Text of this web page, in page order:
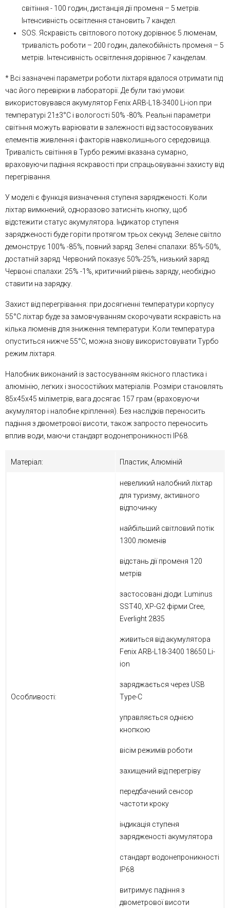
світіння - 100 годин, дистанція дії променя – 5 метрів.
Інтенсивність освітлення становить 7 кандел.
SOS. Яскравість світлового потоку дорівнює 5 люменам,
тривалість роботи – 200 годин, далекобійність променя – 5
метрів. Інтенсивність освітлення дорівнює 7 канделам.
* Всі зазначені параметри роботи ліхтаря вдалося отримати під
час його перевірки в лабораторії. Де були такі умови:
використовувався акумулятор Fenix ARB-L18-3400 Li-ion при
температурі 21±3°C і вологості 50% -80%. Реальні параметри
світіння можуть варіювати в залежності від застосовуваних
елементів живлення і факторів навколишнього середовища.
Тривалість світіння в Турбо режимі вказана сумарно,
враховуючи падіння яскравості при спрацьовуванні захисту від
перегрівання.
У моделі є функція визначення ступеня зарядженості. Коли
ліхтар вимкнений, одноразово затисніть кнопку, щоб
відстежити статус акумулятора. Індикатор ступеня
зарядженості буде горіти протягом трьох секунд. Зелене світло
демонструє 100% -85%, повний заряд. Зелені спалахи: 85%-50%,
достатній заряд. Червоний показує 50%-25%, низький заряд.
Червоні спалахи: 25% -1%, критичний рівень заряду, необхідно
ставити на зарядку.
Захист від перегрівання: при досягненні температури корпусу
55°C ліхтар буде за замовчуванням скорочувати яскравість на
кілька люменів для зниження температури. Коли температура
опуститься нижче 55°C, можна знову використовувати Турбо
режим ліхтаря.
Налобник виконаний із застосуванням якісного пластика і
алюмінію, легких і зносостійких матеріалів. Розміри становлять
85x45x45 міліметрів, вага досягає 157 грам (враховуючи
акумулятор і налобне кріплення). Без наслідків переносить
падіння з двометрової висоти, також запросто переносить
вплив води, маючи стандарт водонепроникності IP68.
Матеріал: Пластик, Алюміній
Особливості:
невеликий налобний ліхтар
для туризму, активного
відпочинку
найбільший світловий потік
1300 люменів
відстань дії променя 120
метрів
застосовані діоди: Luminus
SST40, XP-G2 фірми Cree,
Everlight 2835
живиться від акумулятора
Fenix ARB-L18-3400 18650 Li-
ion
заряджається через USB
Type-C
управляється однією
кнопкою
вісім режимів роботи
захищений від перегріву
передбачений сенсор
частоти кроку
індикація ступеня
зарядженості акумулятора
стандарт водонепроникності
IP68
витримує падіння з
двометрової висоти